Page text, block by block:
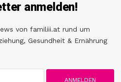
anmelden!
von familiii.at rund um
Gesundheit & Ernährung